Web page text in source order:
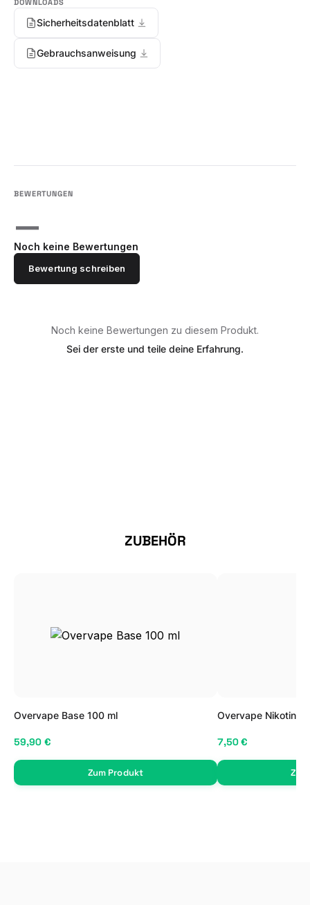
Sicherheitsdatenblatt
Gebrauchsanweisung
—
Noch keine Bewertungen
Bewertung schreiben
Noch keine Bewertungen zu diesem Produkt.
Sei der erste und teile deine Erfahrung.
Produktgalerie überspringen
ZUBEHÖR
Overvape Base 100 ml
59,90 €
Zum Produkt
Overvape Nikotin
7,50 €